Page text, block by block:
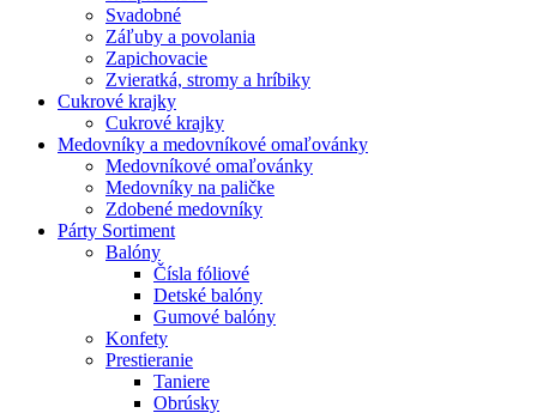
Svadobné
Záľuby a povolania
Zapichovacie
Zvieratká, stromy a hríbiky
Cukrové krajky
Cukrové krajky
Medovníky a medovníkové omaľovánky
Medovníkové omaľovánky
Medovníky na paličke
Zdobené medovníky
Párty Sortiment
Balóny
Čísla fóliové
Detské balóny
Gumové balóny
Konfety
Prestieranie
Taniere
Obrúsky